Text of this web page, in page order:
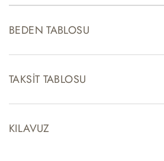
BEDEN TABLOSU
TAKSIT TABLOSU
KILAVUZ